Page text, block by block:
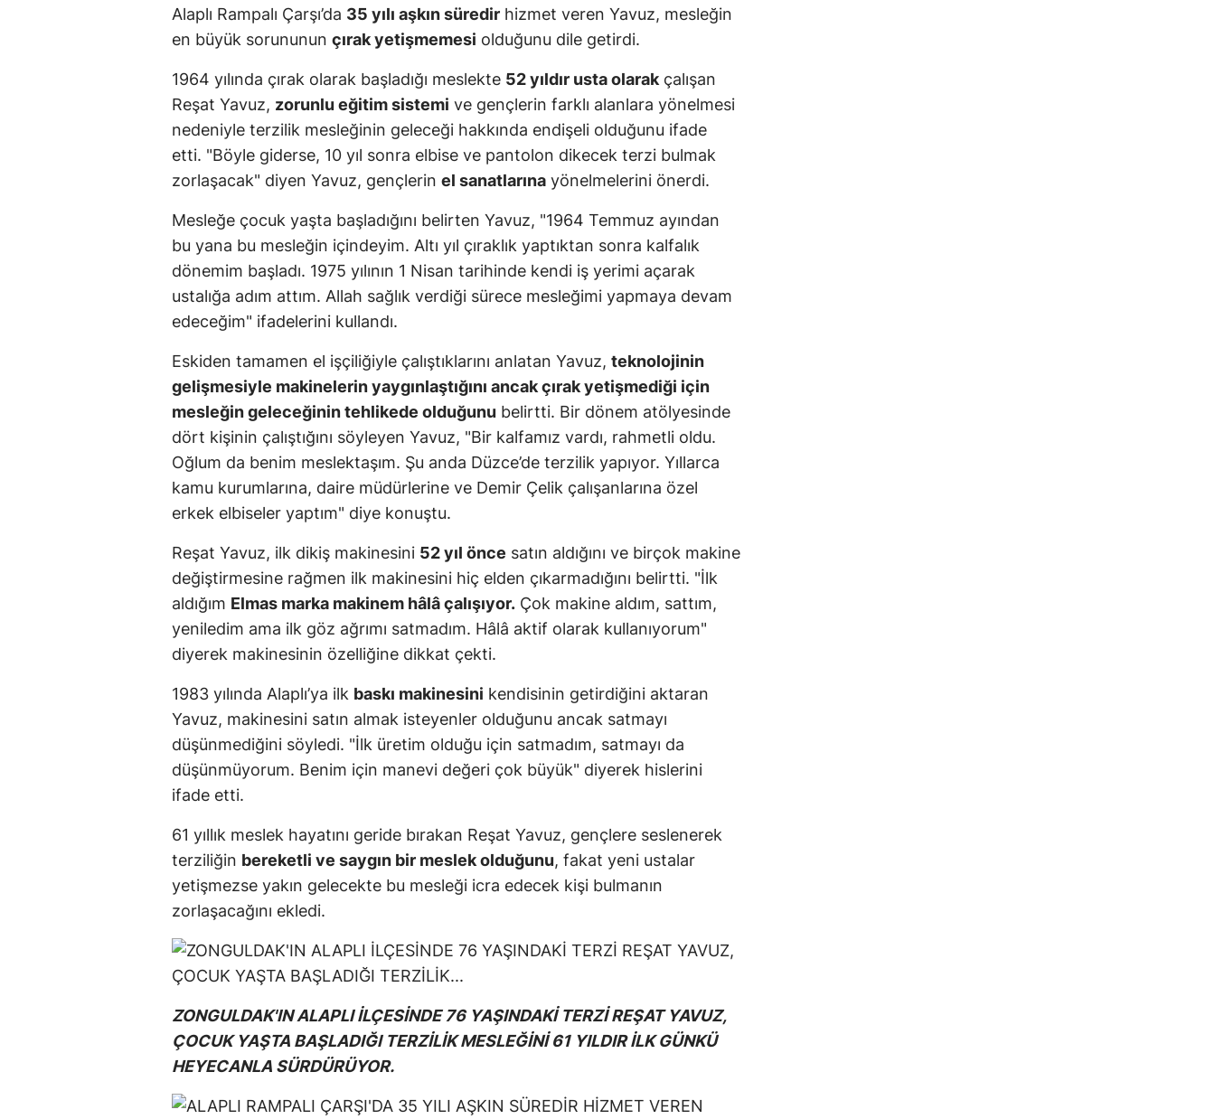
Alaplı Rampalı Çarşı’da 35 yılı aşkın süredir hizmet veren Yavuz, mesleğin
en büyük sorununun çırak yetişmemesi olduğunu dile getirdi.
1964 yılında çırak olarak başladığı meslekte 52 yıldır usta olarak çalışan
Reşat Yavuz, zorunlu eğitim sistemi ve gençlerin farklı alanlara yönelmesi
nedeniyle terzilik mesleğinin geleceği hakkında endişeli olduğunu ifade
etti. "Böyle giderse, 10 yıl sonra elbise ve pantolon dikecek terzi bulmak
zorlaşacak" diyen Yavuz, gençlerin el sanatlarına yönelmelerini önerdi.
Mesleğe çocuk yaşta başladığını belirten Yavuz, "1964 Temmuz ayından
bu yana bu mesleğin içindeyim. Altı yıl çıraklık yaptıktan sonra kalfalık
dönemim başladı. 1975 yılının 1 Nisan tarihinde kendi iş yerimi açarak
ustalığa adım attım. Allah sağlık verdiği sürece mesleğimi yapmaya devam
edeceğim" ifadelerini kullandı.
Eskiden tamamen el işçiliğiyle çalıştıklarını anlatan Yavuz, teknolojinin
gelişmesiyle makinelerin yaygınlaştığını ancak çırak yetişmediği için
mesleğin geleceğinin tehlikede olduğunu belirtti. Bir dönem atölyesinde
dört kişinin çalıştığını söyleyen Yavuz, "Bir kalfamız vardı, rahmetli oldu.
Oğlum da benim meslektaşım. Şu anda Düzce’de terzilik yapıyor. Yıllarca
kamu kurumlarına, daire müdürlerine ve Demir Çelik çalışanlarına özel
erkek elbiseler yaptım" diye konuştu.
Reşat Yavuz, ilk dikiş makinesini 52 yıl önce satın aldığını ve birçok makine
değiştirmesine rağmen ilk makinesini hiç elden çıkarmadığını belirtti. "İlk
aldığım Elmas marka makinem hâlâ çalışıyor. Çok makine aldım, sattım,
yeniledim ama ilk göz ağrımı satmadım. Hâlâ aktif olarak kullanıyorum"
diyerek makinesinin özelliğine dikkat çekti.
1983 yılında Alaplı’ya ilk baskı makinesini kendisinin getirdiğini aktaran
Yavuz, makinesini satın almak isteyenler olduğunu ancak satmayı
düşünmediğini söyledi. "İlk üretim olduğu için satmadım, satmayı da
düşünmüyorum. Benim için manevi değeri çok büyük" diyerek hislerini
ifade etti.
61 yıllık meslek hayatını geride bırakan Reşat Yavuz, gençlere seslenerek
terziliğin bereketli ve saygın bir meslek olduğunu, fakat yeni ustalar
yetişmezse yakın gelecekte bu mesleği icra edecek kişi bulmanın
zorlaşacağını ekledi.
ZONGULDAK'IN ALAPLI İLÇESİNDE 76 YAŞINDAKİ TERZİ REŞAT YAVUZ,
ÇOCUK YAŞTA BAŞLADIĞI TERZİLİK MESLEĞİNİ 61 YILDIR İLK GÜNKÜ
HEYECANLA SÜRDÜRÜYOR.